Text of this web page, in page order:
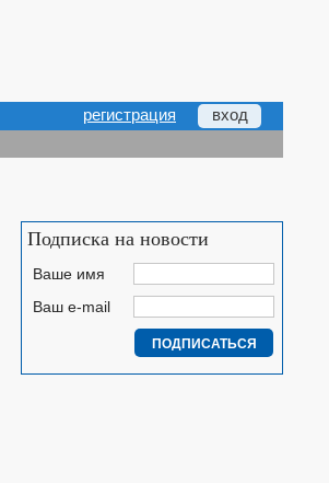
регистрация вход
Подписка на новости
Ваше имя
Ваш e-mail